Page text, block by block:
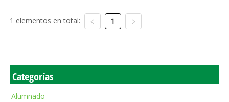
1 elementos en total: 1
Categorías
Alumnado